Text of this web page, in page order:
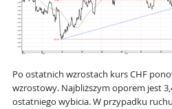
Po ostatnich wzrostach kurs CHF
wzrostowy. Najbliższym oporem jest
ostatniego wybicia. W przypadku